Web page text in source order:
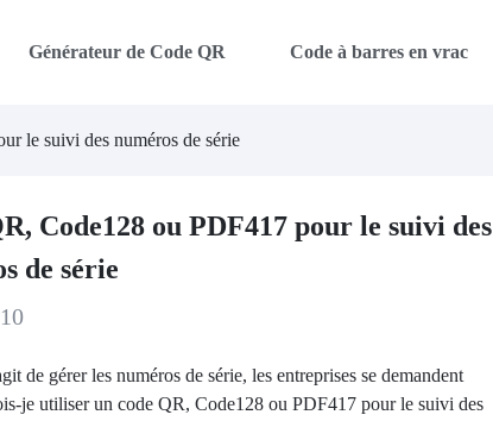
Générateur de Code QR Code à barres en vrac
le suivi des numéros de série
Code128 ou PDF417 pour le suivi des
de série
de gérer les numéros de série, les entreprises se demandent
je utiliser un code QR, Code128 ou PDF417 pour le suivi des